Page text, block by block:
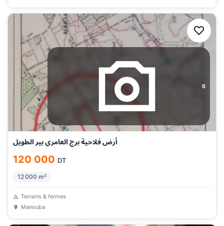
6
أرض فلاحية برج العامري بير الطويل
120 000 DT
12 000 m²
Terrains & fermes
Manouba